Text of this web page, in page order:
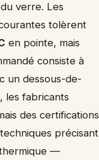
verre. Les
tolèrent
en pointe, mais
consiste à
un dessous-de-
les fabricants
des certifications
précisant
—